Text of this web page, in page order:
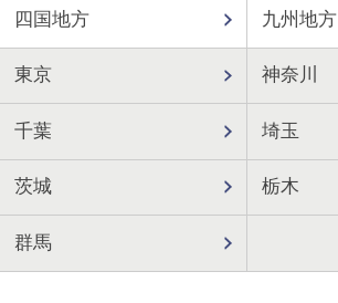
四国地方 九州地方
東京 神奈川
千葉 埼玉
茨城 栃木
群馬